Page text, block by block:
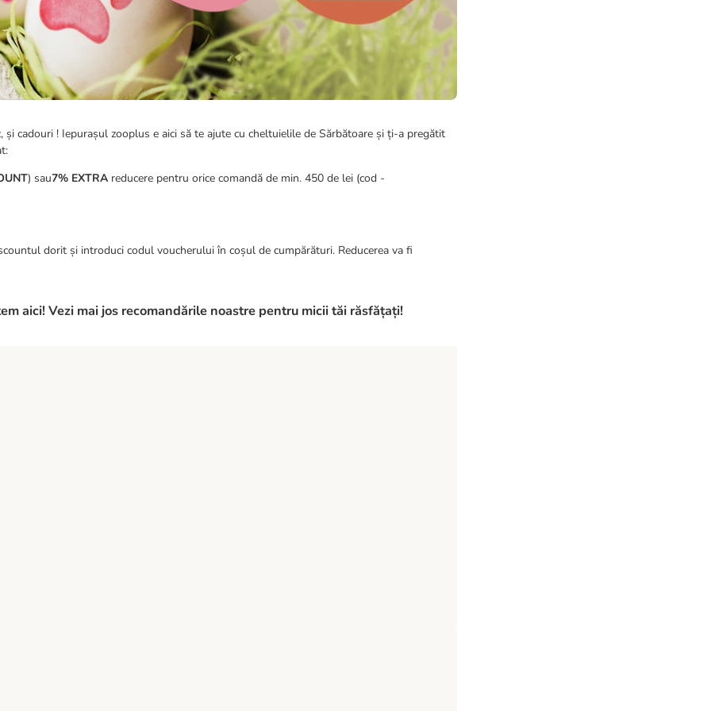
și cadouri ! Iepurașul zooplus e aici să te ajute cu cheltuielile de Sărbătoare și ți-a pregătit
) sau7% EXTRA reducere pentru orice comandă de min. 450 de lei (cod -
dorit și introduci codul voucherului în coșul de cumpărături. Reducerea va fi
aici! Vezi mai jos recomandările noastre pentru micii tăi răsfățați!